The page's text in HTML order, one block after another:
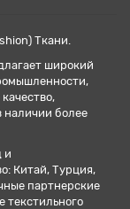
Ткани.
широкий
наличии более
и
Китай, Турция,
партнерские
текстильного